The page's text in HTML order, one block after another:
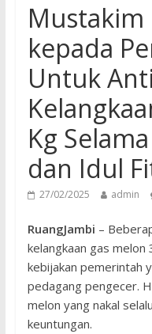
Mustakim
kepada
Untuk
Kg
dan Idul
27/02/2025 admin
RuangJambi –
kelangkaan gas
kebijakan pemerintah
pedagang pengecer.
melon yang nakal
keuntungan.